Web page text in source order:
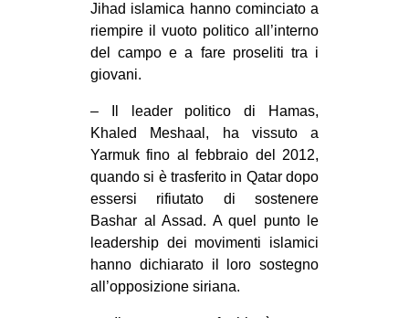
Jihad islamica hanno cominciato a
riempire il vuoto politico all’interno
del campo e a fare proseliti tra i
giovani.
– Il leader politico di Hamas,
Khaled Meshaal, ha vissuto a
Yarmuk fino al febbraio del 2012,
quando si è trasferito in Qatar dopo
essersi rifiutato di sostenere
Bashar al Assad. A quel punto le
leadership dei movimenti islamici
hanno dichiarato il loro sostegno
all’opposizione siriana.